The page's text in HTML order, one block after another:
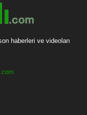
haberleri ve videoları